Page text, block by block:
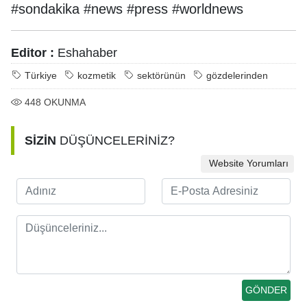
#sondakika #news #press #worldnews
Editor : Eshahaber
Türkiye kozmetik sektörünün gözdelerinden
448 OKUNMA
SİZİN DÜŞÜNCELERİNİZ?
Website Yorumları